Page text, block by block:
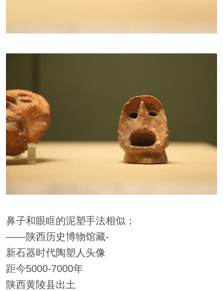
鼻子和眼眶的泥塑手法相似；
——陕西历史博物馆藏-
新石器时代陶塑人头像
距今5000-7000年
陕西黄陵县出土